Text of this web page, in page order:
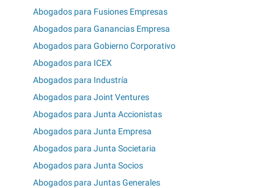
Abogados para Fusiones Empresas
Abogados para Ganancias Empresa
Abogados para Gobierno Corporativo
Abogados para ICEX
Abogados para Industría
Abogados para Joint Ventures
Abogados para Junta Accionistas
Abogados para Junta Empresa
Abogados para Junta Societaria
Abogados para Junta Socios
Abogados para Juntas Generales